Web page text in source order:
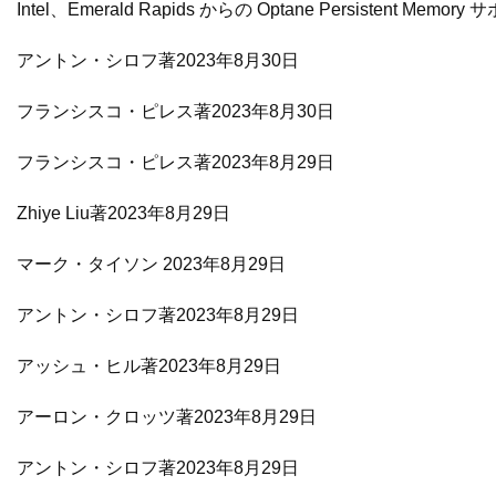
Intel、Emerald Rapids からの Optane Persistent Memory サ
アントン・シロフ著2023年8月30日
フランシスコ・ピレス著2023年8月30日
フランシスコ・ピレス著2023年8月29日
Zhiye Liu著2023年8月29日
マーク・タイソン 2023年8月29日
アントン・シロフ著2023年8月29日
アッシュ・ヒル著2023年8月29日
アーロン・クロッツ著2023年8月29日
アントン・シロフ著2023年8月29日